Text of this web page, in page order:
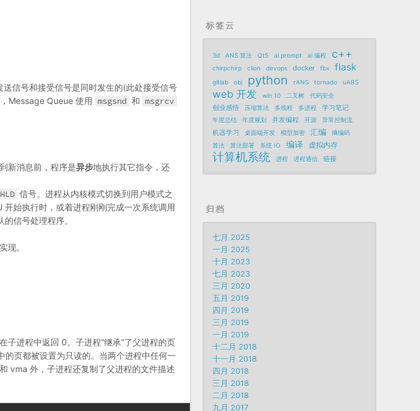
信号和接受信号是同时发生的(此处接受信号
Message Queue 使用 msgsnd 和 msgrcv
新消息前，程序是异步地执行其它指令，还
信号。进程从内核模式切换到用户模式之
始执行时，或着进程刚刚完成一次系统调用
信号处理程序。
现。
子进程中返回 0。子进程“继承”了父进程的页
的页都被设置为只读的。当两个进程中任何一
vma 外，子进程还复制了父进程的文件描述
标签云
3d ANS 算法 Qt5 ai prompt ai 编程 c++
chirpchirp clion devops docker fbx flask
gitlab obj python rANS tornado uABS
web 开发 win 10 二叉树 代码安全
创业感悟 压缩算法 多线程 多进程 学习笔记
年度总结 年度规划 并发编程 开源 异常控制流
机器学习 桌面端开发 模型加密 汇编
熵编码
算法
算法部署 系统 IO 编译 虚拟内存
计算机系统 进程 进程通信 链接
归档
七月 2025
一月 2025
十月 2023
七月 2023
三月 2020
五月 2019
四月 2019
三月 2019
一月 2019
十二月 2018
十一月 2018
四月 2018
三月 2018
二月 2018
九月 2017